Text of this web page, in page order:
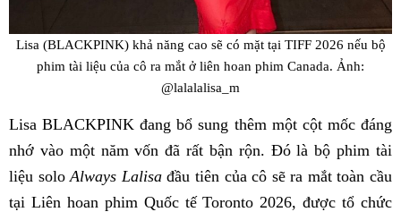
Lisa (BLACKPINK) khả năng cao sẽ có mặt tại TIFF 2026 nếu bộ
phim tài liệu của cô ra mắt ở liên hoan phim Canada. Ảnh:
@lalalalisa_m
Lisa BLACKPINK đang bổ sung thêm một cột mốc đáng
nhớ vào một năm vốn đã rất bận rộn. Đó là bộ phim tài
liệu soloAlways Lalisađầu tiên của cô sẽ ra mắt toàn cầu
tại Liên hoan phim Quốc tế Toronto 2026, được tổ chức